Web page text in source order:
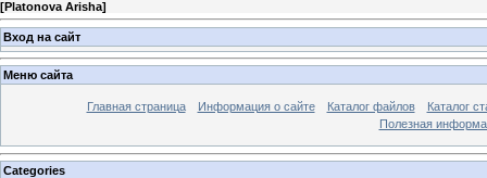
[Platonova Arisha]
Вход на сайт
Меню сайта
Главная страница Информация о сайте Каталог файлов
Каталог
Полезная
Categories